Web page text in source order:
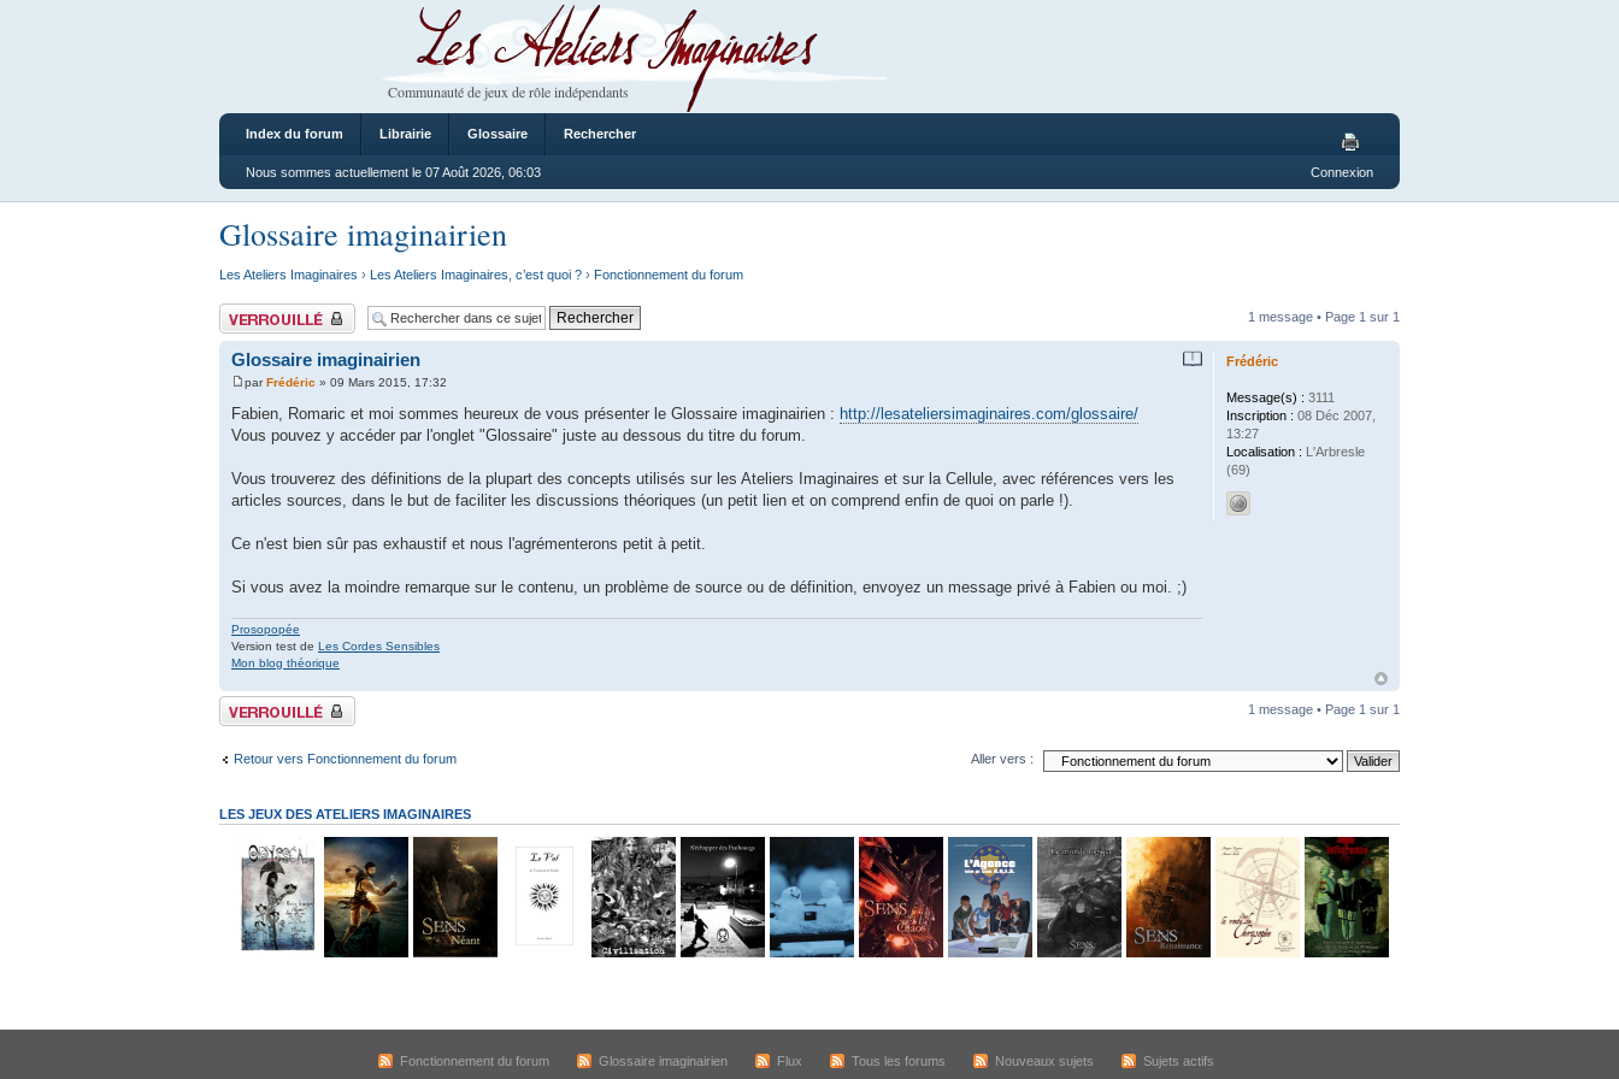
Les Ateliers Imaginaires
Communauté de jeux de rôle indépendants
Index du forum Librairie Glossaire Rechercher
Nous sommes actuellement le 07 Août 2026, 06:03 Connexion
Glossaire imaginairien
Les Ateliers Imaginaires › Les Ateliers Imaginaires, c’est quoi ? › Fonctionnement du forum
Sujet verrouillé 1 message • Page 1 sur 1
Glossaire imaginairien
parFrédéric » 09 Mars 2015, 17:32
Fabien, Romaric et moi sommes heureux de vous présenter le Glossaire imaginairien : http://lesateliersimaginaires.com/glossaire/
Vous pouvez y accéder par l'onglet "Glossaire" juste au dessous du titre du forum.
Vous trouverez des définitions de la plupart des concepts utilisés sur les Ateliers Imaginaires et sur la Cellule, avec références vers les
articles sources, dans le but de faciliter les discussions théoriques (un petit lien et on comprend enfin de quoi on parle !).
Ce n'est bien sûr pas exhaustif et nous l'agrémenterons petit à petit.
Si vous avez la moindre remarque sur le contenu, un problème de source ou de définition, envoyez un message privé à Fabien ou moi. ;)
Prosopopée
Version test de Les Cordes Sensibles
Mon blog théorique
Frédéric
Message(s) : 3111
Inscription : 08 Déc 2007,
13:27
Localisation : L'Arbresle
(69)
Sujet verrouillé 1 message • Page 1 sur 1
Retour vers Fonctionnement du forum Aller vers :
LES JEUX DES ATELIERS IMAGINAIRES
Fonctionnement du forum Glossaire imaginairien Flux Tous les forums Nouveaux sujets Sujets actifs